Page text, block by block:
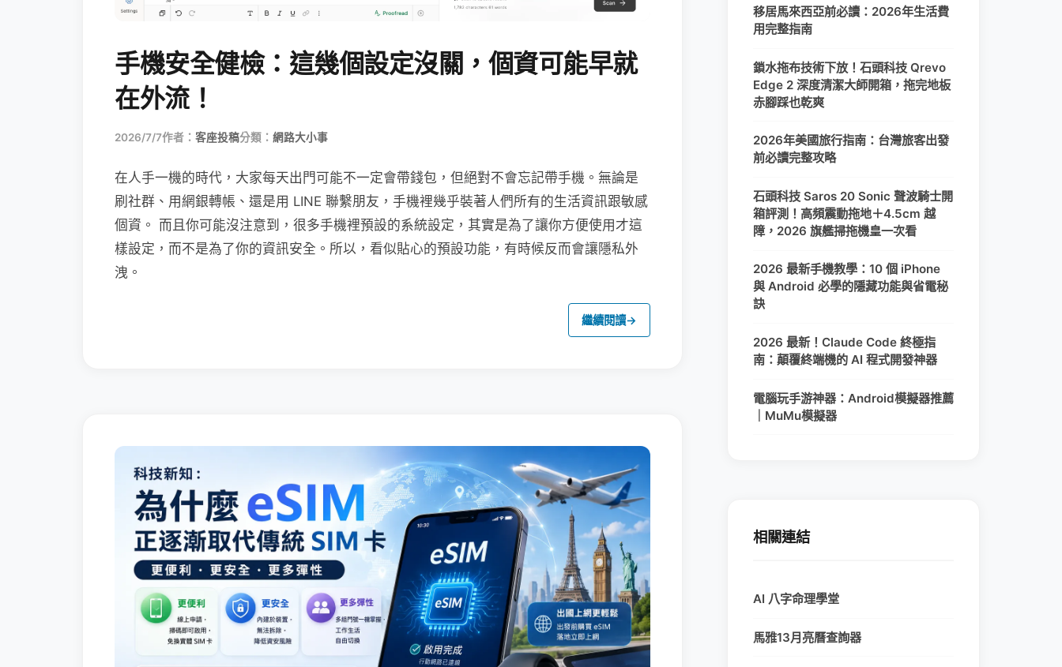
手機安全健檢：這幾個設定沒關，個資可能早就
在外流！
2026/7/7作者： 客座投稿分類： 網路大小事
在人手一機的時代，大家每天出門可能不一定會帶錢包，但絕對不會忘記帶手機。無論是
刷社群、用網銀轉帳、還是用 LINE 聯繫朋友，手機裡幾乎裝著人們所有的生活資訊跟敏感
個資。 而且你可能沒注意到，很多手機裡預設的系統設定，其實是為了讓你方便使用才這
樣設定，而不是為了你的資訊安全。所以，看似貼心的預設功能，有時候反而會讓隱私外
洩。
繼續閱讀→
移居馬來西亞前必讀：2026年生活費
用完整指南
鎖水拖布技術下放！石頭科技 Qrevo
Edge 2 深度清潔大師開箱，拖完地板
赤腳踩也乾爽
2026年美國旅行指南：台灣旅客出發
前必讀完整攻略
石頭科技 Saros 20 Sonic 聲波騎士開
箱評測！高頻震動拖地＋4.5cm 越
障，2026 旗艦掃拖機皇一次看
2026 最新手機教學：10 個 iPhone
與 Android 必學的隱藏功能與省電秘
訣
2026 最新！Claude Code 終極指
南：顛覆終端機的 AI 程式開發神器
電腦玩手游神器：Android模擬器推薦
｜MuMu模擬器
相關連結
AI 八字命理學堂
馬雅13月亮曆查詢器